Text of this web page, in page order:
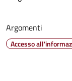
Argomenti
Accesso